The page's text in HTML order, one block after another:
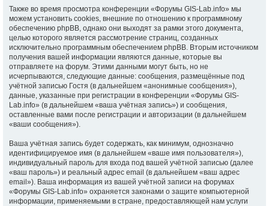
Также во время просмотра конференции «Форумы GIS-Lab.info» мы
можем установить cookies, внешние по отношению к программному
обеспечению phpBB, однако они выходят за рамки этого документа,
целью которого является рассмотрение страниц, созданных
исключительно программным обеспечением phpBB. Вторым источником
получения вашей информации являются данные, которые вы
отправляете на форум. Этими данными могут быть, но не
исчерпываются, следующие данные: сообщения, размещённые под
учётной записью Гостя (в дальнейшем «анонимные сообщения»),
данные, указанные при регистрации в конференции «Форумы GIS-
Lab.info» (в дальнейшем «ваша учётная запись») и сообщения,
оставленные вами после регистрации и авторизации (в дальнейшем
«ваши сообщения»).
Ваша учётная запись будет содержать, как минимум, однозначно
идентифицируемое имя (в дальнейшем «ваше имя пользователя»),
индивидуальный пароль для входа под вашей учётной записью (далее
«ваш пароль») и реальный адрес email (в дальнейшем «ваш адрес
email»). Ваша информация из вашей учётной записи на форумах
«Форумы GIS-Lab.info» охраняется законами о защите компьютерной
информации, применяемыми в стране, предоставляющей нам услуги